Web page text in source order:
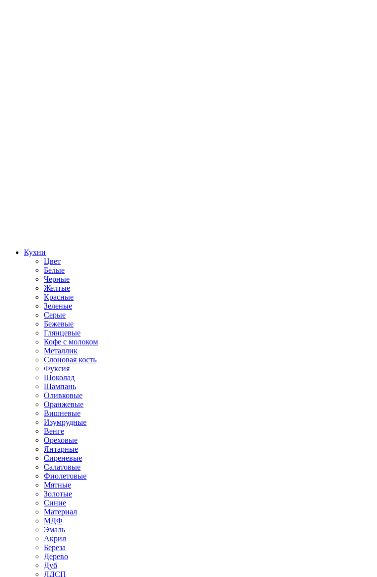
Кухни
Цвет
Белые
Черные
Желтые
Красные
Зеленые
Серые
Бежевые
Глянцевые
Кофе с молоком
Металлик
Слоновая кость
Фуксия
Шоколад
Шампань
Оливковые
Оранжевые
Вишневые
Изумрудные
Венге
Ореховые
Янтарные
Сиреневые
Салатовые
Фиолетовые
Мятные
Золотые
Синие
Материал
МДФ
Эмаль
Акрил
Береза
Дерево
Дуб
ЛДСП